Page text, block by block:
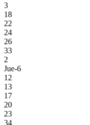
3
18
22
24
26
33
2
Jue-6
12
13
17
20
23
34